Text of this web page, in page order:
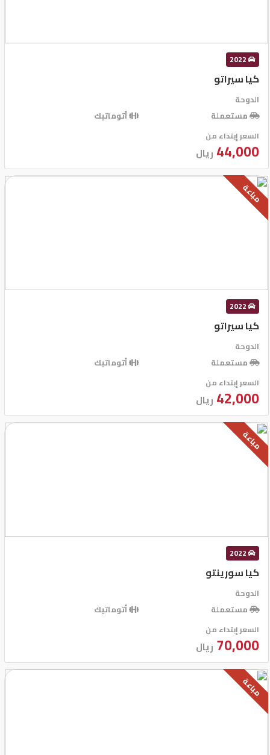
2022
كيا سيراتو
الدوحة
مستعملة
أتوماتيك
السعر إبتداء من
44,000 ريال
مباعة
2022
كيا سيراتو
الدوحة
مستعملة
أتوماتيك
السعر إبتداء من
42,000 ريال
مباعة
2022
كيا سورينتو
الدوحة
مستعملة
أتوماتيك
السعر إبتداء من
70,000 ريال
مباعة